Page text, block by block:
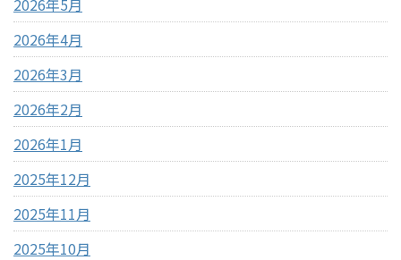
2026年5月
2026年4月
2026年3月
2026年2月
2026年1月
2025年12月
2025年11月
2025年10月